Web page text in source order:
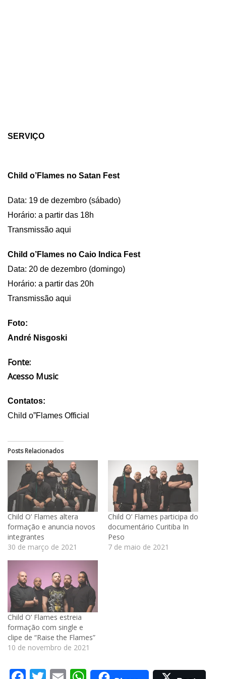
SERVIÇO
Child o’Flames no Satan Fest
Data: 19 de dezembro (sábado)
Horário: a partir das 18h
Transmissão aqui
Child o’Flames no Caio Indica Fest
Data: 20 de dezembro (domingo)
Horário: a partir das 20h
Transmissão aqui
Foto:
André Nisgoski
Fonte:
Acesso Music
Contatos:
Child o”Flames Official
Posts Relacionados
Child O’ Flames altera
formação e anuncia novos
integrantes
30 de março de 2021
Child O’ Flames participa do
documentário Curitiba In
Peso
7 de maio de 2021
Child O’ Flames estreia
formação com single e
clipe de “Raise the Flames”
10 de novembro de 2021